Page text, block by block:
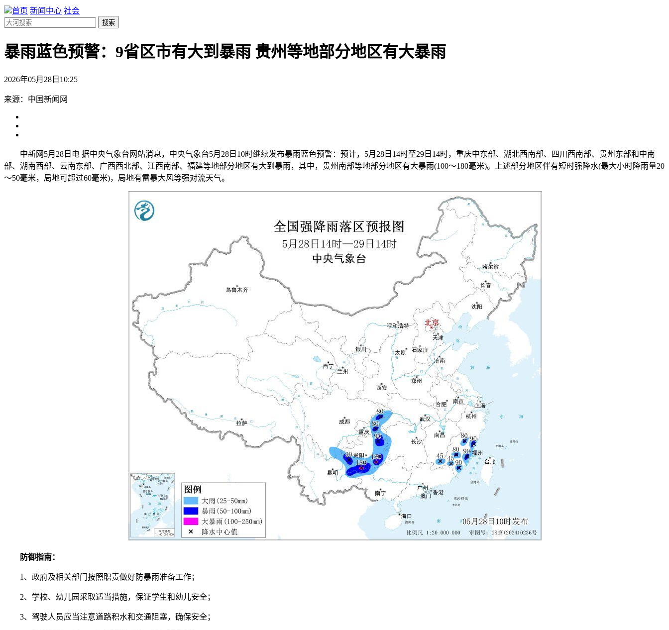
首页 新闻中心 社会
搜索
暴雨蓝色预警：9省区市有大到暴雨 贵州等地部分地区有大暴雨
2026年05月28日10:25
来源：中国新闻网
中新网5月28日电 据中央气象台网站消息，中央气象台5月28日10时继续发布暴雨蓝色预警：预计，5月28日14时至29日14时，重庆中东部、湖北西南部、四川西南部、贵州东部和中南
部、湖南西部、云南东部、广西西北部、江西南部、福建等地部分地区有大到暴雨，其中，贵州南部等地部分地区有大暴雨(100～180毫米)。上述部分地区伴有短时强降水(最大小时降雨量20
～50毫米，局地可超过60毫米)，局地有雷暴大风等强对流天气。
防御指南：
1、政府及相关部门按照职责做好防暴雨准备工作；
2、学校、幼儿园采取适当措施，保证学生和幼儿安全；
3、驾驶人员应当注意道路积水和交通阻塞，确保安全；